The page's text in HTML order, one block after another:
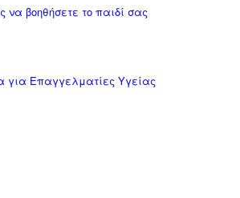
να βοηθήσετε το παιδί σας
για Επαγγελματίες Υγείας